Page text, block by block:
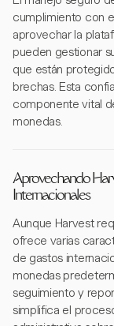
cumplimiento con
aprovechar la
pueden gestionar
que están
brechas. Esta
componente vital
monedas.
Aprovechando
Internacionales
Aunque Harvest
ofrece varias
de gastos
monedas
seguimiento y
simplifica el